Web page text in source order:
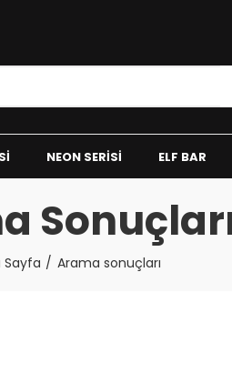
NEON SERISI ELF BAR
Sayfa Arama sonuçları